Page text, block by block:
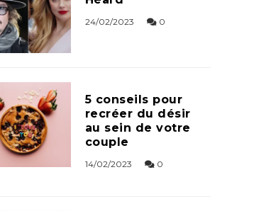
24/02/2023 0
5 conseils pour
recréer du désir
au sein de votre
couple
14/02/2023 0